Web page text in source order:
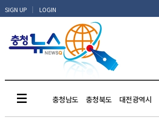
SIGN UP | LOGIN
충청남도 충청북도 대전광역시